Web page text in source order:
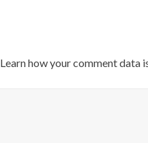
Learn how your comment data